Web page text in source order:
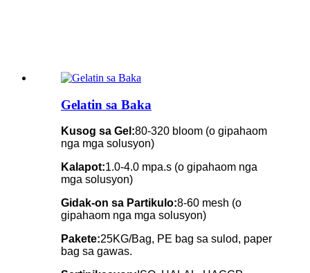
Gelatin sa Baka
Kusog sa Gel:80-320 bloom (o gipahaom
nga mga solusyon)
Kalapot:1.0-4.0 mpa.s (o gipahaom nga
mga solusyon)
Gidak-on sa Partikulo:8-60 mesh (o
gipahaom nga mga solusyon)
Pakete:25KG/Bag, PE bag sa sulod, paper
bag sa gawas.